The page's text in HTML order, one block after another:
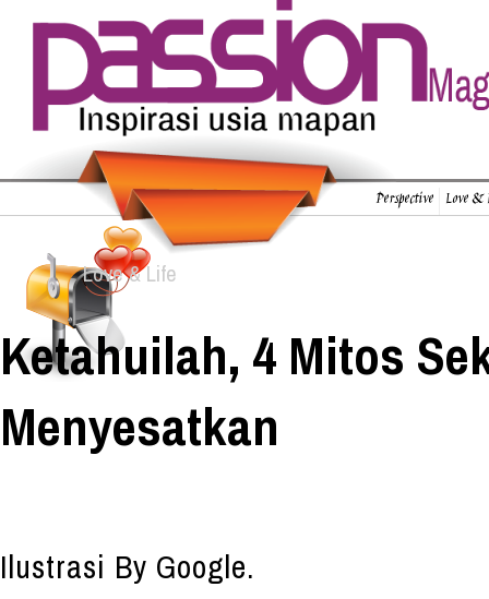
Perspective Love
Love & Life
Ketahuilah, 4 Mitos
Menyesatkan
Ilustrasi By Google.